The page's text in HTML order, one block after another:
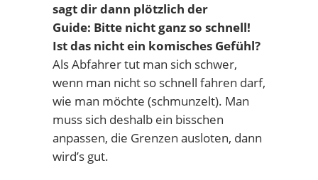
sagt dir dann plötzlich der
Guide: Bitte nicht ganz so schnell!
Ist das nicht ein komisches Gefühl?
Als Abfahrer tut man sich schwer,
wenn man nicht so schnell fahren darf,
wie man möchte (schmunzelt). Man
muss sich deshalb ein bisschen
anpassen, die Grenzen ausloten, dann
wird’s gut.